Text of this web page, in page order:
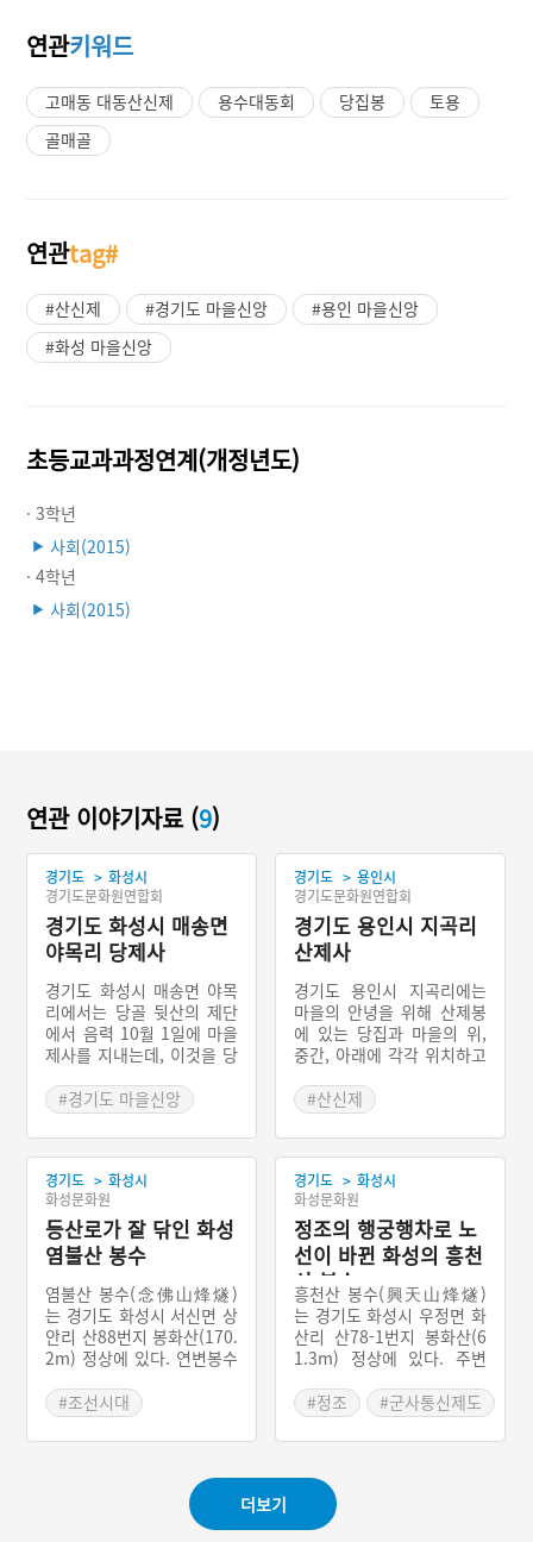
연관키워드
고매동 대동산신제 용수대동회 당집봉
토용
골매골
연관tag#
#산신제 #경기도 마을신앙
#용인 마을신앙
#화성 마을신앙
초등교과과정연계(개정년도)
· 3학년
▶ 사회(2015)
· 4학년
▶ 사회(2015)
연관 이야기자료 (9)
경기도 > 화성시
경기도문화원연합회
경기도 화성시 매송면
야목리 당제사
경기도 화성시 매송면 야목
리에서는 당골 뒷산의 제단
에서 음력 10월 1일에 마을
제사를 지내는데, 이것을 당
내는 곳에는 당목인 소나무
가 있는데, 솔잎혹파리병으
로 고사한 상태이다. 이 마
을의 당제사는 새마을운동
때 없어졌다가 마을에 사고
가 자주 발생하게 되자 다시
지내기 시작했다. 마을에는
당제사와 관련하여 당이 위
치한 곳의 흙이나 나무를 건
드린 사람이 벌을 받는다는
영험담이 전승되고 있다.
#경기도 마을신앙
경기도 > 용인시
경기도문화원연합회
경기도 용인시 지곡리
산제사
경기도 용인시 지곡리에는
마을의 안녕을 위해 산제봉
에 있는 당집과 마을의 위,
중간, 아래에 각각 위치하고
데, 이것을 산제사라고 한
다. 당집인 산제당의 신은
할머니산신이고 각 마을에
있는 장군은 천하대장군과
지하여장군으로 쌍을 이루
고 있다.
#산신제
#용인 마을신앙
경기도 > 화성시
화성문화원
등산로가 잘 닦인 화성
염불산 봉수
염불산 봉수(念佛山烽燧)
는 경기도 화성시 서신면 상
안리 산88번지 봉화산(170.
2m) 정상에 있다. 연변봉수
오는 적을 감시하고 알리는
역할을 했다. 대응봉수로는
남쪽 흥천산 봉수에서 신호
신호를 전달했다. 봉수의 흔
적은 비교적 잘 남아있는 편
#조선시대
경기도 > 화성시
화성문화원
정조의 행궁행차로 노
선이 바뀐 화성의 흥천
산 봉수
흥천산 봉수(興天山烽燧)
는 경기도 화성시 우정면 화
산리 산78-1번지 봉화산(6
1.3m) 정상에 있다. 주변
들이고, 서남쪽으로 남양만
이 한눈에 들어오는 조망이
좋은 곳이다. 보존상태는 옛
대의 흔적을 볼 수 있어 양
호한 편이다. 대응봉수는 남
쪽의 평택 괴태곶 봉수에서
#정조
#군사통신제도
더보기